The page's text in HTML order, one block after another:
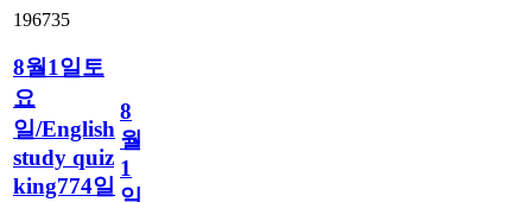
196735
8월1일토
요
일/English
study quiz
king774일
8
월
1
일